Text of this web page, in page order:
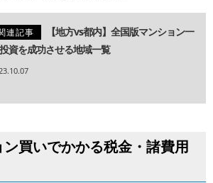
連記事
【地方vs都内】全国版マンション一
資を成功させる地域一覧
買いでかかる税金・諸費用